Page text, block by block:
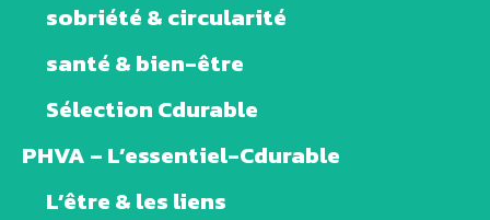
sobriété & circularité
santé & bien-être
Sélection Cdurable
PHVA – L’essentiel-Cdurable
L’être & les liens